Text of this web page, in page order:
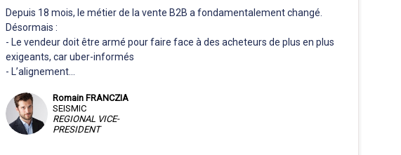
Depuis 18 mois, le métier de la vente B2B a fondamentalement changé.
Désormais :
- Le vendeur doit être armé pour faire face à des acheteurs de plus en plus
exigeants, car uber-informés
- L’alignement...
RF
Romain FRANCZIA
SEISMIC
REGIONAL VICE-
PRESIDENT